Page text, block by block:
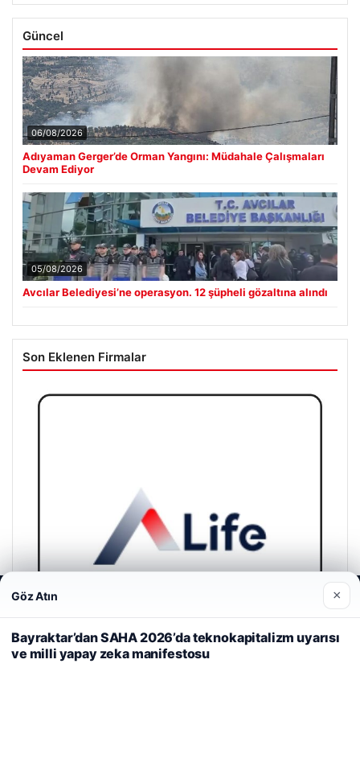
05/08/2026
Avcılar Belediyesi’ne operasyon. 12 şüpheli gözaltına alındı
Son Eklenen Firmalar
A Life Ankara Hastanesi
© 2026 Haber Köşesi – Güncel Haberler
Web sitemizi nasıl kullandığınızı daha iyi anlayabilmek,
deneyiminizi kişiselleştirmek ve geliştirmek amacıyla çerezler
kullanıyoruz.Çerez Politikamız
Reddet Kabul Et
Göz Atın ×
Bayraktar’dan SAHA 2026’da teknokapitalizm uyarısı
ve milli yapay zeka manifestosu